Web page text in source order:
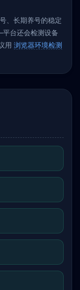
、长期养号的稳定
台还会检测设备
用 浏览器环境检测